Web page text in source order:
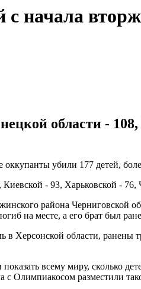
с начала
области -
убили 177 детей,
- 93, Харьковской -
района Черниговской
на месте, а его брат был
Херсонской области, ранены
всему миру, сколько
с Олимпиакосом разместили